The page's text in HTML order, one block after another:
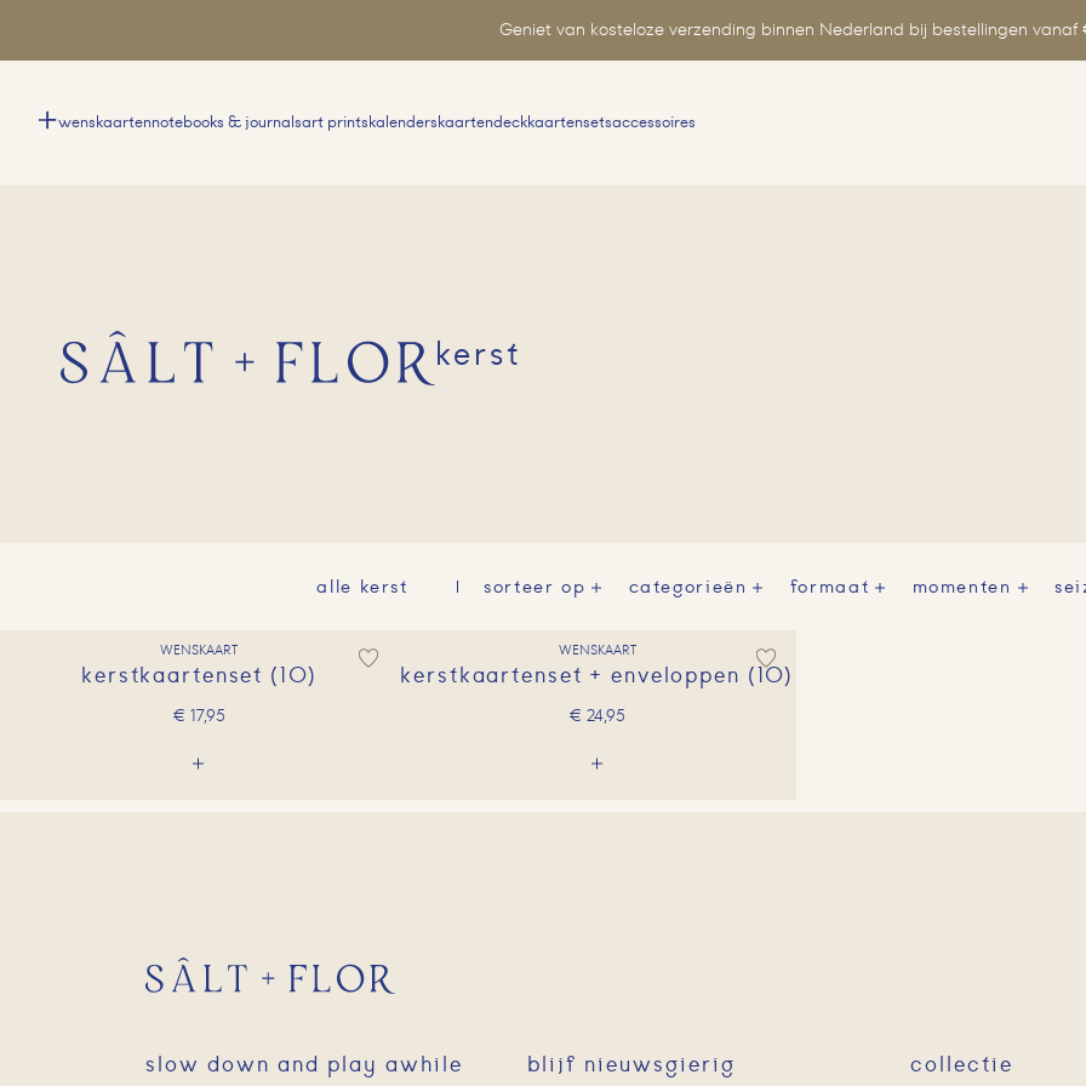
Geniet van kosteloze verzending binnen Nederland bij bestellingen vanaf
wenskaartennotebooks & journalsart printskalenderskaartendeckkaartensetsaccessoires
kerst
alle kerst sorteer op categorieën formaat momenten
WENSKAART
kerstkaartenset (10)
€ 17,95
WENSKAART
kerstkaartenset + enveloppen (10)
€ 24,95
slow down and play awhile blijf nieuwsgierig collectie